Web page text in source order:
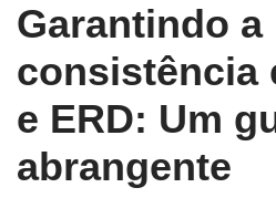
Garantindo a
consistência
e ERD: Um
abrangente